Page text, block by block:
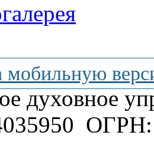
мобильную
духовное
ОГРН: